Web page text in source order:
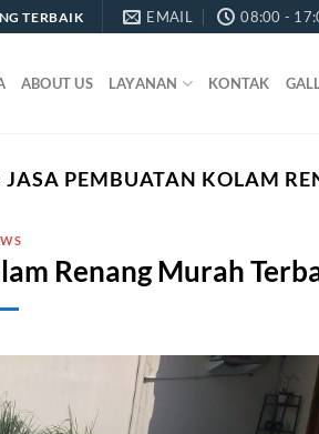
TERBAIK EMAIL 08:00 -
ABOUT US LAYANAN KONTAK
JASA PEMBUATAN KOLAM
Renang Murah